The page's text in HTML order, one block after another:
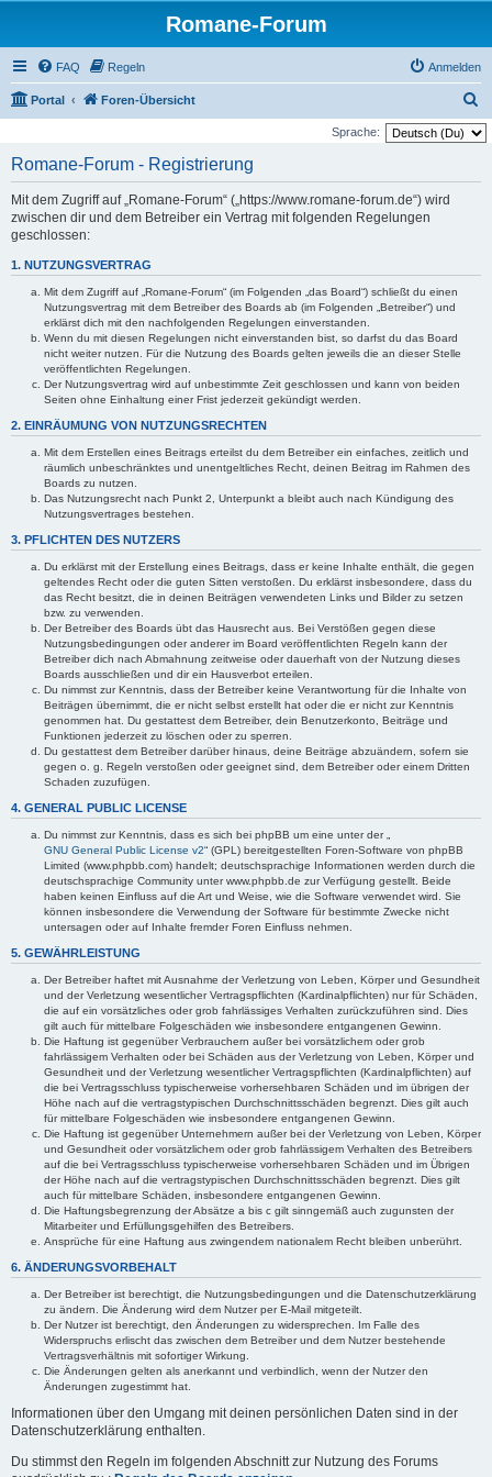
Romane-Forum
FAQ Regeln Anmelden
Portal Foren-Übersicht
u
Sprache:
Romane-Forum - Registrierung
Mit dem Zugriff auf „Romane-Forum“ („https://www.romane-forum.de“) wird
zwischen dir und dem Betreiber ein Vertrag mit folgenden Regelungen
geschlossen:
1. NUTZUNGSVERTRAG
Mit dem Zugriff auf „Romane-Forum“ (im Folgenden „das Board“) schließt du einen
Nutzungsvertrag mit dem Betreiber des Boards ab (im Folgenden „Betreiber“) und
erklärst dich mit den nachfolgenden Regelungen einverstanden.
Wenn du mit diesen Regelungen nicht einverstanden bist, so darfst du das Board
nicht weiter nutzen. Für die Nutzung des Boards gelten jeweils die an dieser Stelle
veröffentlichten Regelungen.
Der Nutzungsvertrag wird auf unbestimmte Zeit geschlossen und kann von beiden
Seiten ohne Einhaltung einer Frist jederzeit gekündigt werden.
2. EINRÄUMUNG VON NUTZUNGSRECHTEN
Mit dem Erstellen eines Beitrags erteilst du dem Betreiber ein einfaches, zeitlich und
räumlich unbeschränktes und unentgeltliches Recht, deinen Beitrag im Rahmen des
Boards zu nutzen.
Das Nutzungsrecht nach Punkt 2, Unterpunkt a bleibt auch nach Kündigung des
Nutzungsvertrages bestehen.
3. PFLICHTEN DES NUTZERS
Du erklärst mit der Erstellung eines Beitrags, dass er keine Inhalte enthält, die gegen
geltendes Recht oder die guten Sitten verstoßen. Du erklärst insbesondere, dass du
das Recht besitzt, die in deinen Beiträgen verwendeten Links und Bilder zu setzen
bzw. zu verwenden.
Der Betreiber des Boards übt das Hausrecht aus. Bei Verstößen gegen diese
Nutzungsbedingungen oder anderer im Board veröffentlichten Regeln kann der
Betreiber dich nach Abmahnung zeitweise oder dauerhaft von der Nutzung dieses
Boards ausschließen und dir ein Hausverbot erteilen.
Du nimmst zur Kenntnis, dass der Betreiber keine Verantwortung für die Inhalte von
Beiträgen übernimmt, die er nicht selbst erstellt hat oder die er nicht zur Kenntnis
genommen hat. Du gestattest dem Betreiber, dein Benutzerkonto, Beiträge und
Funktionen jederzeit zu löschen oder zu sperren.
Du gestattest dem Betreiber darüber hinaus, deine Beiträge abzuändern, sofern sie
gegen o. g. Regeln verstoßen oder geeignet sind, dem Betreiber oder einem Dritten
Schaden zuzufügen.
4. GENERAL PUBLIC LICENSE
Du nimmst zur Kenntnis, dass es sich bei phpBB um eine unter der „
GNU General Public License v2“ (GPL) bereitgestellten Foren-Software von phpBB
Limited (www.phpbb.com) handelt; deutschsprachige Informationen werden durch die
deutschsprachige Community unter www.phpbb.de zur Verfügung gestellt. Beide
haben keinen Einfluss auf die Art und Weise, wie die Software verwendet wird. Sie
können insbesondere die Verwendung der Software für bestimmte Zwecke nicht
untersagen oder auf Inhalte fremder Foren Einfluss nehmen.
5. GEWÄHRLEISTUNG
Der Betreiber haftet mit Ausnahme der Verletzung von Leben, Körper und Gesundheit
und der Verletzung wesentlicher Vertragspflichten (Kardinalpflichten) nur für Schäden,
die auf ein vorsätzliches oder grob fahrlässiges Verhalten zurückzuführen sind. Dies
gilt auch für mittelbare Folgeschäden wie insbesondere entgangenen Gewinn.
Die Haftung ist gegenüber Verbrauchern außer bei vorsätzlichem oder grob
fahrlässigem Verhalten oder bei Schäden aus der Verletzung von Leben, Körper und
Gesundheit und der Verletzung wesentlicher Vertragspflichten (Kardinalpflichten) auf
die bei Vertragsschluss typischerweise vorhersehbaren Schäden und im übrigen der
Höhe nach auf die vertragstypischen Durchschnittsschäden begrenzt. Dies gilt auch
für mittelbare Folgeschäden wie insbesondere entgangenen Gewinn.
Die Haftung ist gegenüber Unternehmern außer bei der Verletzung von Leben, Körper
und Gesundheit oder vorsätzlichem oder grob fahrlässigem Verhalten des Betreibers
auf die bei Vertragsschluss typischerweise vorhersehbaren Schäden und im Übrigen
der Höhe nach auf die vertragstypischen Durchschnittsschäden begrenzt. Dies gilt
auch für mittelbare Schäden, insbesondere entgangenen Gewinn.
Die Haftungsbegrenzung der Absätze a bis c gilt sinngemäß auch zugunsten der
Mitarbeiter und Erfüllungsgehilfen des Betreibers.
Ansprüche für eine Haftung aus zwingendem nationalem Recht bleiben unberührt.
6. ÄNDERUNGSVORBEHALT
Der Betreiber ist berechtigt, die Nutzungsbedingungen und die Datenschutzerklärung
zu ändern. Die Änderung wird dem Nutzer per E-Mail mitgeteilt.
Der Nutzer ist berechtigt, den Änderungen zu widersprechen. Im Falle des
Widerspruchs erlischt das zwischen dem Betreiber und dem Nutzer bestehende
Vertragsverhältnis mit sofortiger Wirkung.
Die Änderungen gelten als anerkannt und verbindlich, wenn der Nutzer den
Änderungen zugestimmt hat.
Informationen über den Umgang mit deinen persönlichen Daten sind in der
Datenschutzerklärung enthalten.
Du stimmst den Regeln im folgenden Abschnitt zur Nutzung des Forums